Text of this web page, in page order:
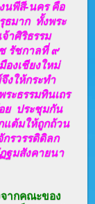
นพีสี-นคร คือ
ธมาก ทั้งพระ
าศิริธรรม
รัชกาลที่ ๙
งเชียงใหม่
งให้กระทำ
พระธรรมทินเถร
ยประชุมกัน
ต้มให้ถูกถ้วน
รวรรดิดิลก
ฐมสังคายนา
กคณะของ